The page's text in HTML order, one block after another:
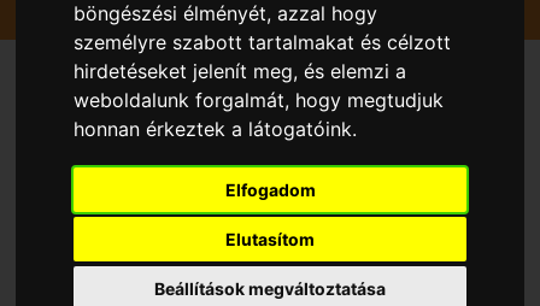
böngészési élményét, azzal hogy
személyre szabott tartalmakat és célzott
hirdetéseket jelenít meg, és elemzi a
weboldalunk forgalmát, hogy megtudjuk
honnan érkeztek a látogatóink.
Elfogadom
Elutasítom
Beállítások megváltoztatása
Gyümölcsök Eper Földieper Joly